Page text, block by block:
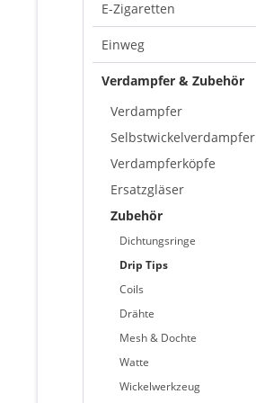
E-Zigaretten
Einweg
Verdampfer & Zubehör
Verdampfer
Selbstwickelverdampfer
Verdampferköpfe
Ersatzgläser
Zubehör
Dichtungsringe
Drip Tips
Coils
Drähte
Mesh & Dochte
Watte
Wickelwerkzeug